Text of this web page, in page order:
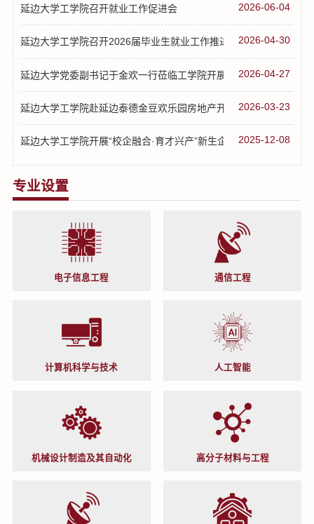
延边大学工学院召开就业工作促进会 2026-06-04
延边大学工学院召开2026届毕业生就业工作推进会2026-04-30
延边大学党委副书记于金欢一行莅临工学院开展就业工作专项调研
2026-04-27
延边大学工学院赴延边泰德金豆欢乐园房地产开发有限公司开展访
2026-03-23
延边大学工学院开展“校企融合·育才兴产”新生企业行活动（延吉高...
2025-12-08
专业设置
电子信息工程 通信工程
计算机科学与技术 人工智能
机械设计制造及其自动化 高分子材料与工程